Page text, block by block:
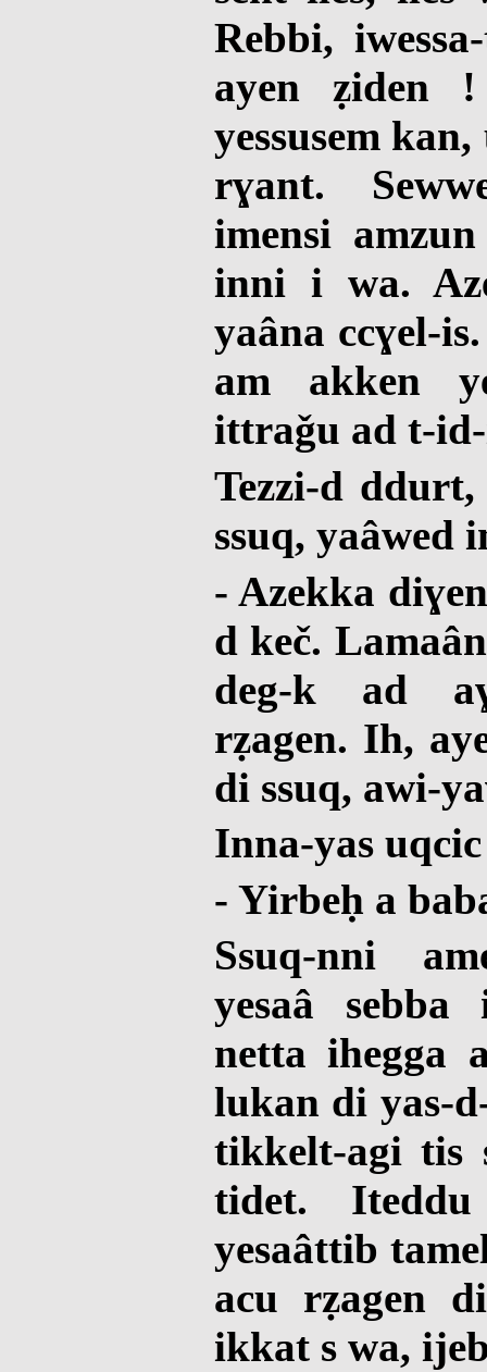
Rebbi,
ayen ẓiden
yessusem
rɣant.
imensi
inni i wa.
yaâna ccɣel-
am akken
ittraǧu ad t-
Tezzi-d
ssuq, yaâwed
- Azekka
d keč.
deg-k ad
rẓagen. Ih,
di ssuq, awi-
Inna-yas
- Yirbeḥ a
Ssuq-nni
yesaâ
netta ihegga
lukan di yas-
tikkelt-agi tis
tidet.
yesaâttib
acu rẓagen
ikkat s wa,